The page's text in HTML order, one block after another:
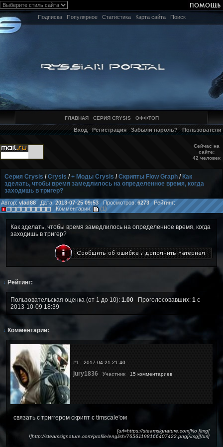
Подписка Популярное Статистика Карта сайта Поиск
ГЛАВНАЯ СЕРИЯ CRYSIS ОФФТОП
Вход Регистрация Забыли пароль? Пользователи
Сейчас на
сайте:
42 человек
Серия Crysis /Crysis /+ Моды Crysis /Скрипты Flow Graph / Как
зделать, чтобы время замедлилось на определенное время, когда
заходишь в тригер?
Автор: vlad88Дата:2013-07-25 09:53 Просмотров:6273Рейтинг:
Комментарии:
(1)
Как зделать, чтобы время замедлилось на определенное время, когда
заходишь в тригер?
↓ Рейтинг:
Пользовательская оценка (от 1 до 10): 1.00 Проголосовавших: 1 с
2013-10-09 18:39
↓ Комментарии:
#1 2017-04-21 21:40
jury1836 Участник 15 комментариев
связать с триггером скрипт с timscale'ом
[url=https://steamsignature.com]No [img]
!]http://steamsignature.com/profile/english/76561198166407422.png[/img][/url]